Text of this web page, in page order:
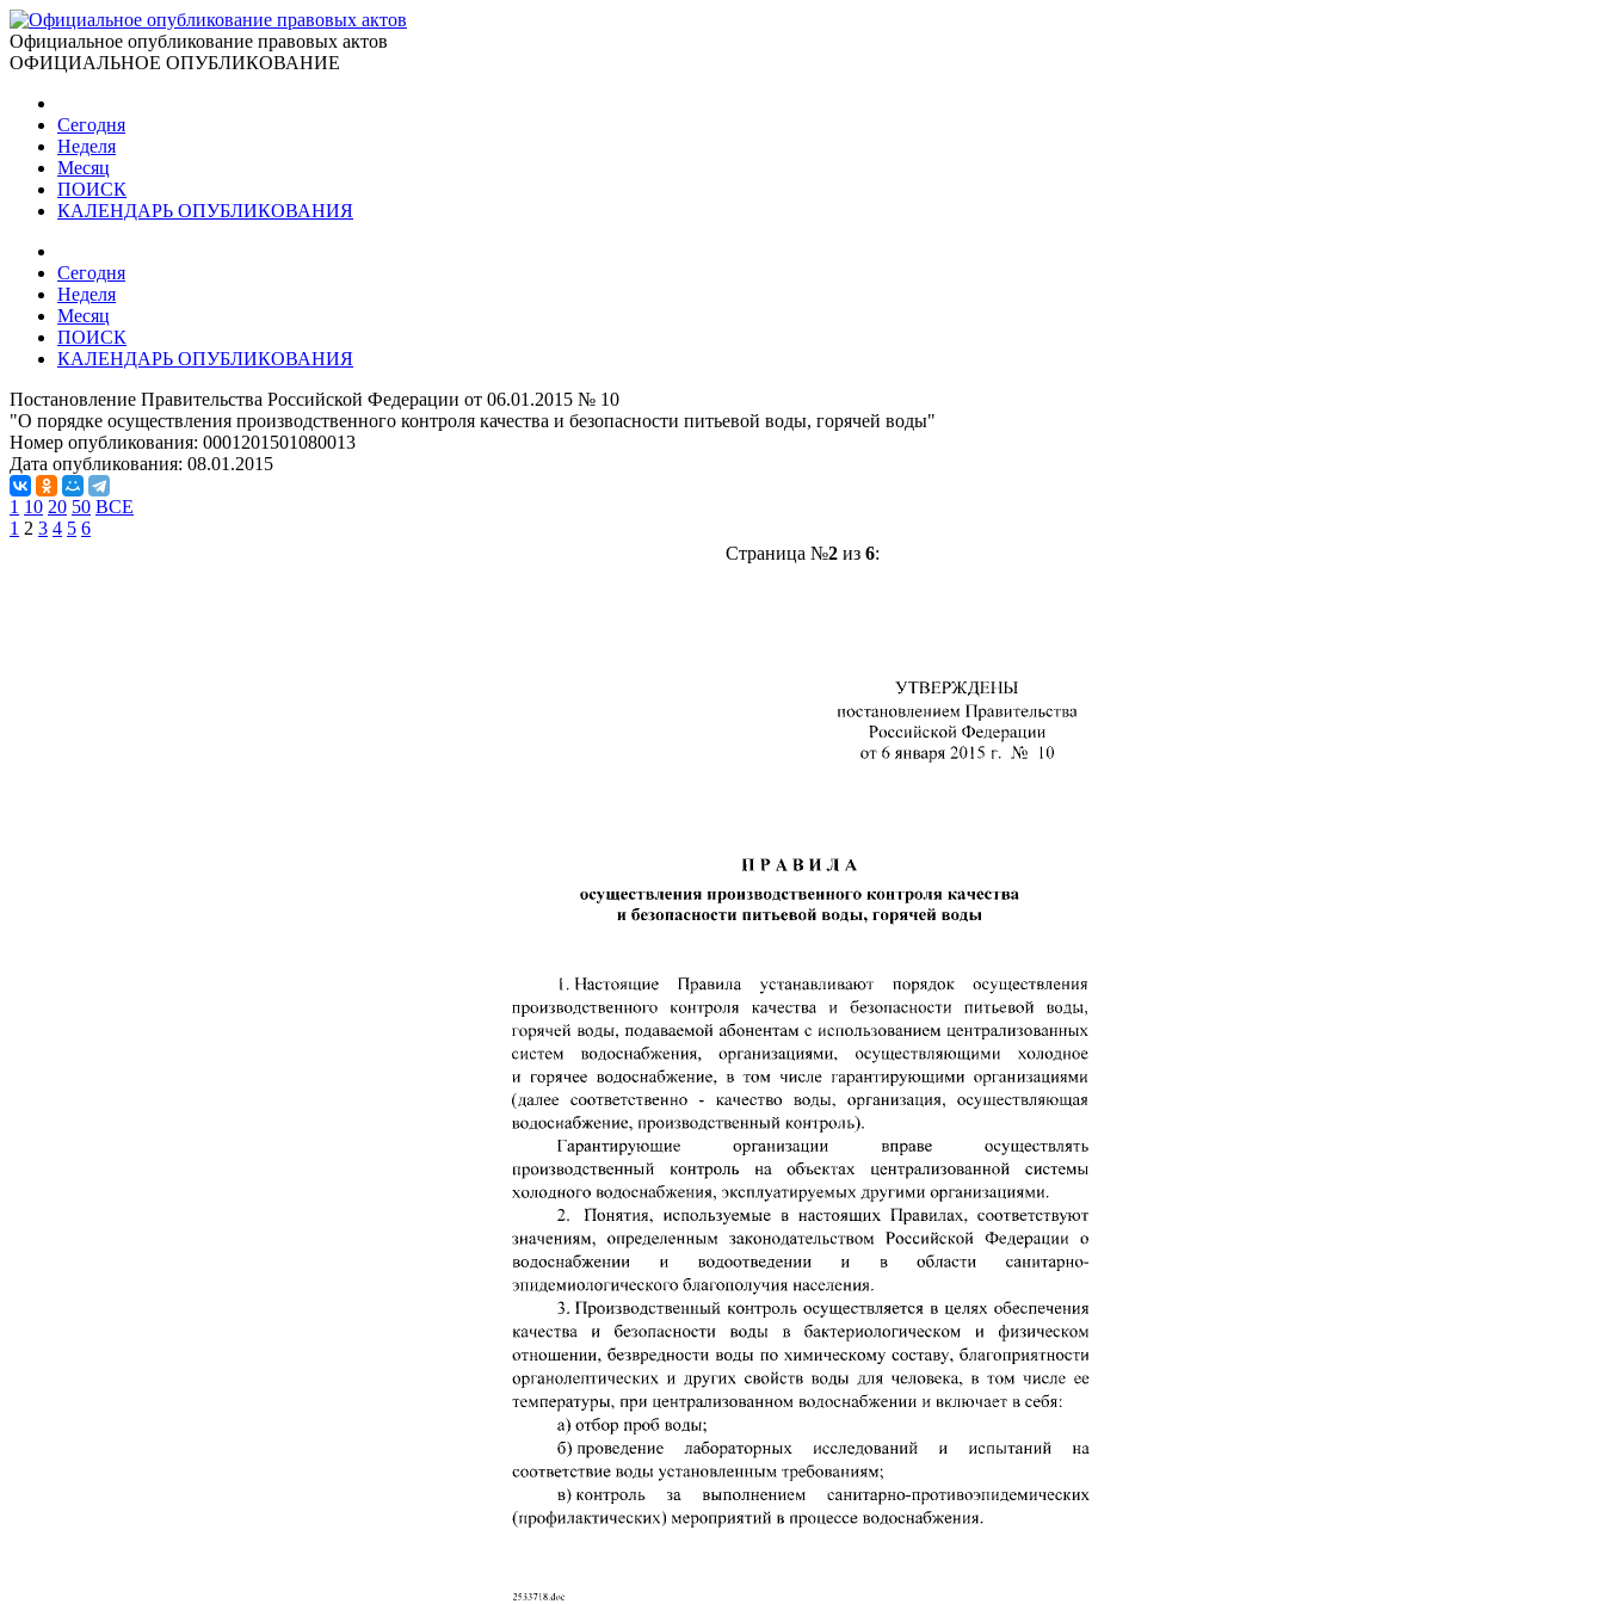
Официальное опубликование правовых актов
ОФИЦИАЛЬНОЕ ОПУБЛИКОВАНИЕ
Сегодня
Неделя
Месяц
ПОИСК
КАЛЕНДАРЬ ОПУБЛИКОВАНИЯ
Сегодня
Неделя
Месяц
ПОИСК
КАЛЕНДАРЬ ОПУБЛИКОВАНИЯ
Постановление Правительства Российской Федерации от 06.01.2015 № 10
"О порядке осуществления производственного контроля качества и безопасности питьевой воды, горячей воды"
Номер опубликования: 0001201501080013
Дата опубликования: 08.01.2015
1 10 20 50 ВСЕ
1 2 3 4 5 6
Страница №2из 6: